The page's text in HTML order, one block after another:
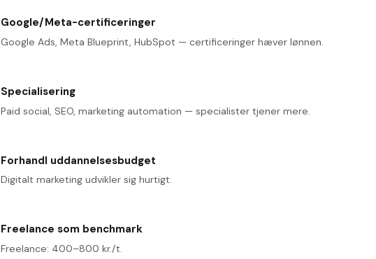
Google/Meta-certificeringer
Google Ads, Meta Blueprint, HubSpot — certificeringer hæver lønnen.
Specialisering
Paid social, SEO, marketing automation — specialister tjener mere.
Forhandl uddannelsesbudget
Digitalt marketing udvikler sig hurtigt.
Freelance som benchmark
Freelance: 400–800 kr./t.